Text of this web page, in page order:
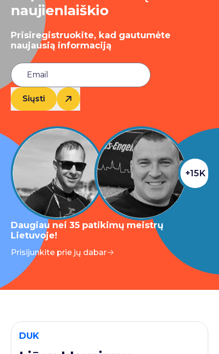
naujienlaiškio
Prisiregistruokite, kad gautumėte
naujausią informaciją
Siųsti
+15K
Daugiau nei 35 patikimų meistrų
Lietuvoje!
Prisijunkite prie jų dabar
DUK